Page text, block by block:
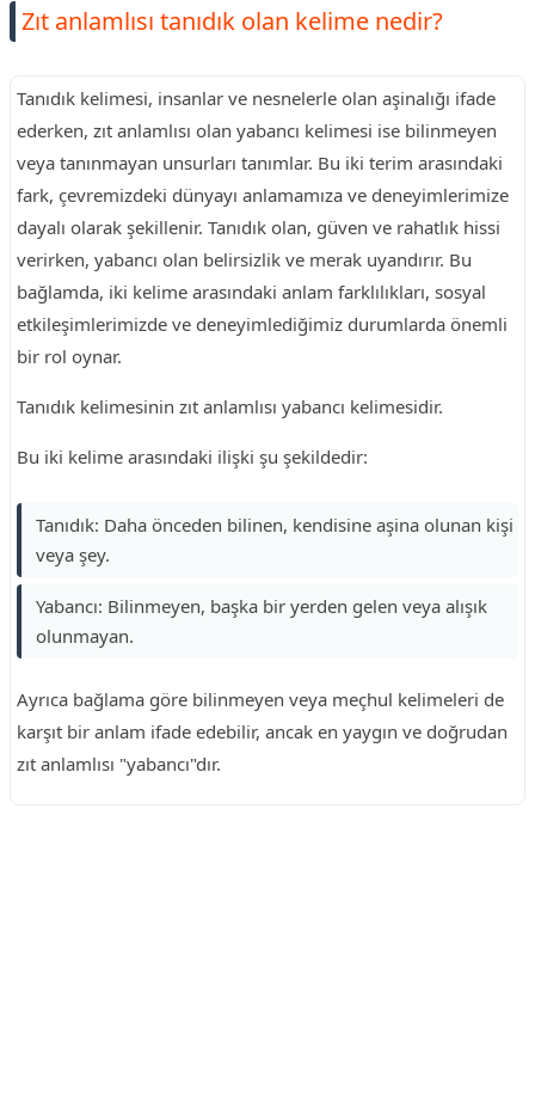
Zıt anlamlısı tanıdık olan kelime nedir?
Tanıdık kelimesi, insanlar ve nesnelerle olan aşinalığı ifade
ederken, zıt anlamlısı olan yabancı kelimesi ise bilinmeyen
veya tanınmayan unsurları tanımlar. Bu iki terim arasındaki
fark, çevremizdeki dünyayı anlamamıza ve deneyimlerimize
dayalı olarak şekillenir. Tanıdık olan, güven ve rahatlık hissi
verirken, yabancı olan belirsizlik ve merak uyandırır. Bu
bağlamda, iki kelime arasındaki anlam farklılıkları, sosyal
etkileşimlerimizde ve deneyimlediğimiz durumlarda önemli
bir rol oynar.
Tanıdık kelimesinin zıt anlamlısı yabancı kelimesidir.
Bu iki kelime arasındaki ilişki şu şekildedir:
Tanıdık: Daha önceden bilinen, kendisine aşina olunan kişi
veya şey.
Yabancı: Bilinmeyen, başka bir yerden gelen veya alışık
olunmayan.
Ayrıca bağlama göre bilinmeyen veya meçhul kelimeleri de
karşıt bir anlam ifade edebilir, ancak en yaygın ve doğrudan
zıt anlamlısı "yabancı"dır.